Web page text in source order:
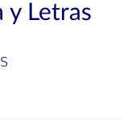
y Letras